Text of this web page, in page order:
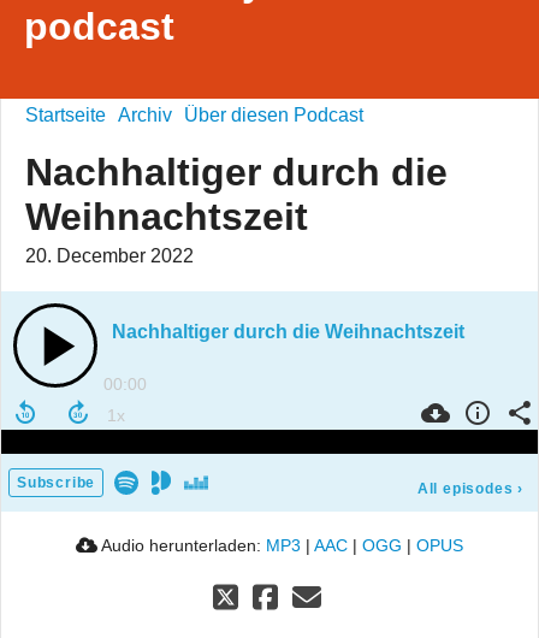
podcast
Startseite Archiv Über diesen Podcast
Nachhaltiger durch die
Weihnachtszeit
20. December 2022
Nachhaltiger durch die Weihnachtszeit
00:00
Subscribe All episodes ›
Audio herunterladen: MP3 | AAC | OGG | OPUS